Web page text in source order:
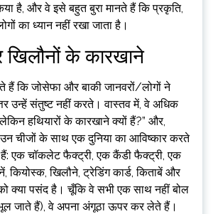
है, और वे इसे बहुत बुरा मानते हैं कि प्रकृति,
का ध्यान नहीं रखा जाता है।
के कारखाने
हैं कि जोसेफा और बाकी जानवरों/लोगों ने
उन्हें संतुष्ट नहीं करते। वास्तव में, वे अधिक
हथियारों के कारखाने क्यों हैं?” और,
चीजों के साथ एक दुनिया का आविष्कार करते
एक चॉकलेट फैक्ट्री, एक कैंडी फैक्ट्री, एक
कियोस्क, खिलौने, ट्रेडिंग कार्ड, किताबें और
क्या पसंद है। चूँकि वे सभी एक साथ नहीं बोल
जाते हैं), वे अपना अंगूठा ऊपर कर लेते हैं।